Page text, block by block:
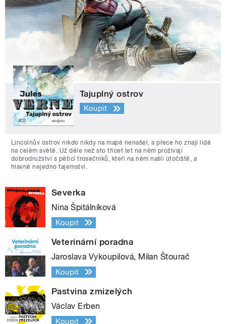
Tajuplný ostrov
Koupit
Lincolnův ostrov nikdo nikdy na mapě nenašel, a přece ho znají lidé
na celém světě. Už déle než sto třicet let na něm prožívají
dobrodružství s pěticí trosečníků, kteří na něm našli útočiště, a
hlavně nejedno tajemství.
Severka
Nina Špitálníková
Koupit
Veterinární poradna
Jaroslava Vykoupilová, Milan Štourač
Koupit
Pastvina zmizelých
Václav Erben
Koupit